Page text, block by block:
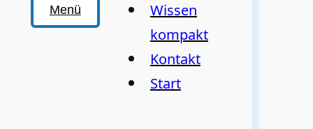
Menü
Wissen
kompakt
Kontakt
Start